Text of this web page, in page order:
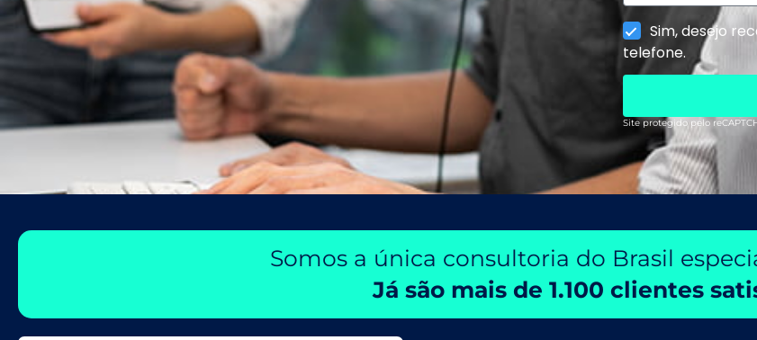
Sim, desejo
telefone.
Site protegido pelo
Somos a única consultoria do Brasil
Já são mais de 1.100 clientes